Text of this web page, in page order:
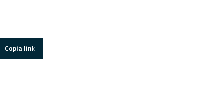
Copia link